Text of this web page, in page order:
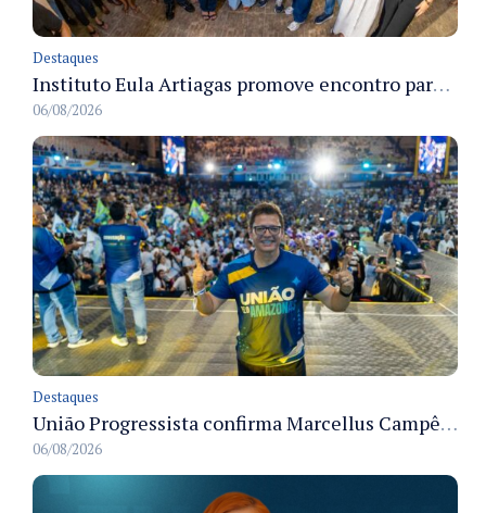
Destaques
Instituto Eula Artiagas promove encontro para discutir melhorias para o bairro Petrópolis
06/08/2026
Destaques
União Progressista confirma Marcellus Campêlo como candidato a deputado estadual
06/08/2026